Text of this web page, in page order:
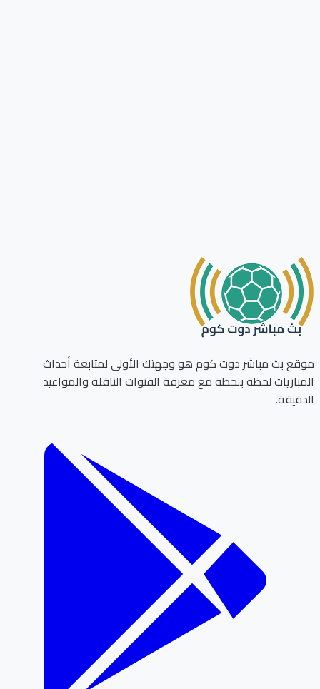
بث مباشر دوت كوم هو وجهتك الأولى لمتابعة أحداث
لحظة بلحظة مع معرفة القنوات الناقلة والمواعيد